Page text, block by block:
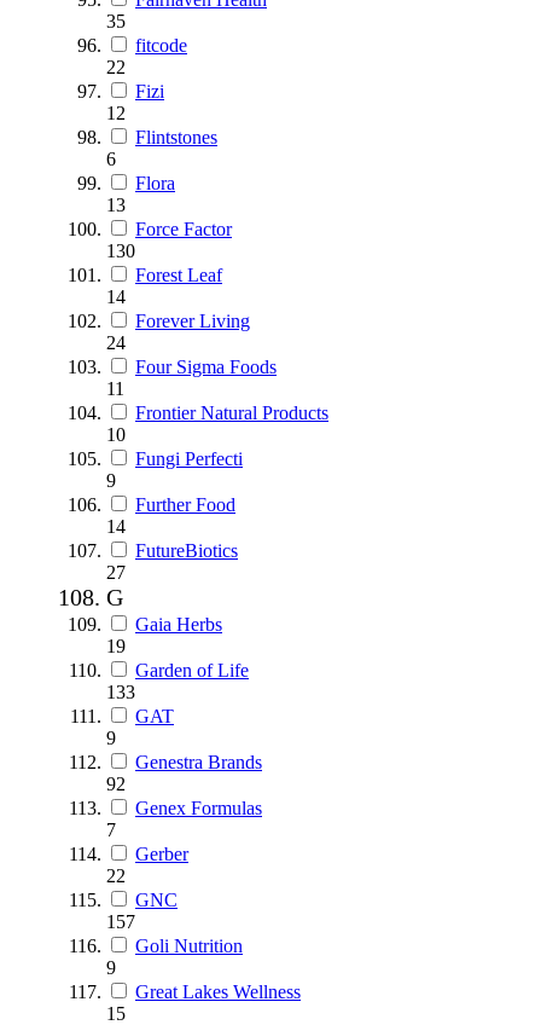
35
fitcode
22
Fizi
12
Flintstones
6
Flora
13
Force Factor
130
Forest Leaf
14
Forever Living
24
Four Sigma Foods
11
Frontier Natural Products
10
Fungi Perfecti
9
Further Food
14
FutureBiotics
27
G
Gaia Herbs
19
Garden of Life
133
GAT
9
Genestra Brands
92
Genex Formulas
7
Gerber
22
GNC
157
Goli Nutrition
9
Great Lakes Wellness
15